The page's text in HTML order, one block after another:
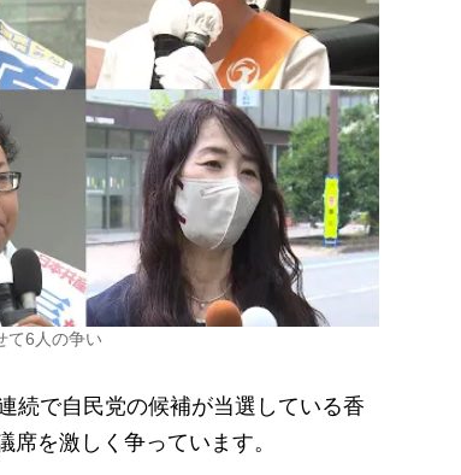
て6人の争い
続で自民党の候補が当選している香
を激しく争っています。